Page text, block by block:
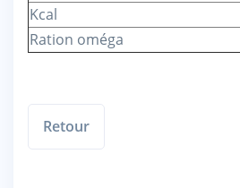
Kcal
Ration oméga
Retour